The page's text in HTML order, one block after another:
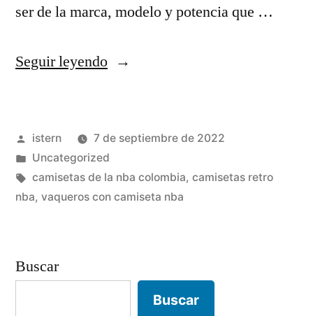
ser de la marca, modelo y potencia que …
Seguir leyendo«camiseta
barata»
Publicado
por
istern
7 de septiembre de 2022
Publicado
en
Uncategorized
Etiquetas:
camisetas de la nba colombia, camisetas retro
nba, vaqueros con camiseta nba
Buscar
Buscar